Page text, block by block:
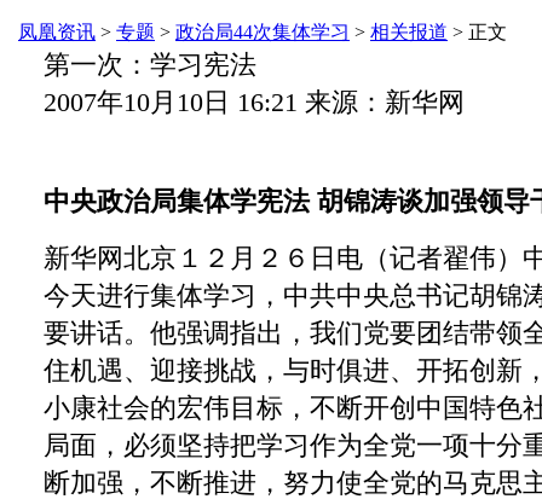
凤凰资讯 > 专题 > 政治局44次集体学习 > 相关报道 > 正文
第一次：学习宪法
2007年10月10日 16:21 来源：新华网
中央政治局集体学宪法 胡锦涛谈加强领导
新华网北京１２月２６日电（记者翟伟）
今天进行集体学习，中共中央总书记胡锦
要讲话。他强调指出，我们党要团结带领
住机遇、迎接挑战，与时俱进、开拓创新
小康社会的宏伟目标，不断开创中国特色
局面，必须坚持把学习作为全党一项十分
断加强，不断推进，努力使全党的马克思